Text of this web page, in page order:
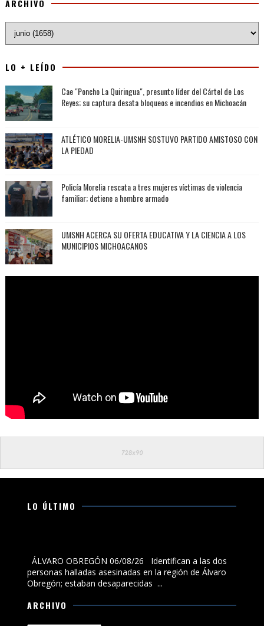
ARCHIVO
LO + LEÍDO
Cae "Poncho La Quiringua", presunto líder del Cártel de Los
Reyes; su captura desata bloqueos e incendios en Michoacán
ATLÉTICO MORELIA-UMSNH SOSTUVO PARTIDO AMISTOSO CON
LA PIEDAD
Policía Morelia rescata a tres mujeres víctimas de violencia
familiar; detiene a hombre armado
UMSNH ACERCA SU OFERTA EDUCATIVA Y LA CIENCIA A LOS
MUNICIPIOS MICHOACANOS
LO ÚLTIMO
ÁLVARO OBREGÓN 06/08/26 Identifican a las dos
personas halladas asesinadas en la región de Álvaro
Obregón; estaban desaparecidas ...
ARCHIVO